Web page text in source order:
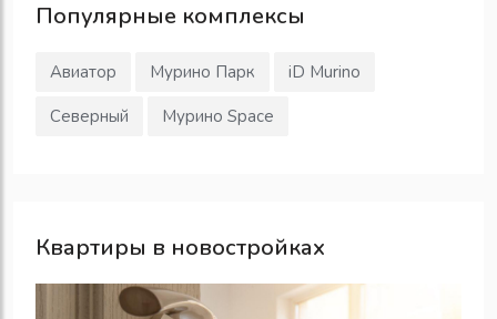
Популярные комплексы
Авиатор Мурино Парк
iD Murino
Северный
Мурино Space
Квартиры в новостройках